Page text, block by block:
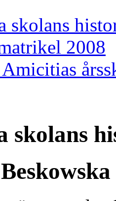
skolans
2008
Amicitias
skolans